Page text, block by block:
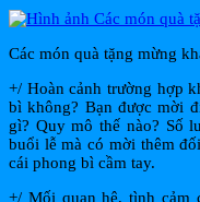
Các món quà tặng mừng
+/ Hoàn cảnh trường hợp
bì không? Bạn được mời
gì? Quy mô thế nào? Số
buổi lễ mà có mời thêm
cái phong bì cầm tay.
+/ Mối quan hệ, tình cảm